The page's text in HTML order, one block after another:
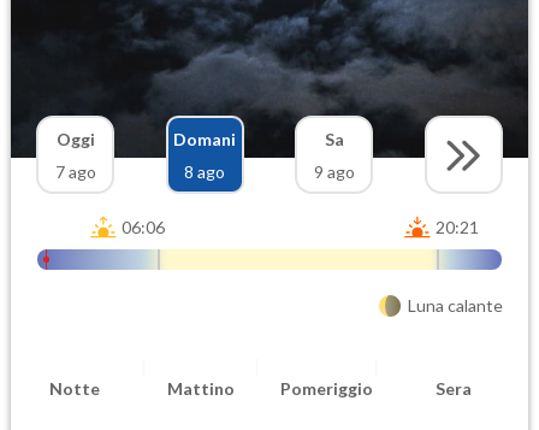
Oggi
7 ago
Domani
8 ago
Sa
9 ago
06:06 20:21
Luna calante
Notte Mattino Pomeriggio Sera